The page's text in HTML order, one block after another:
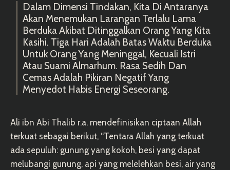
Dalam Dimensi Tindakan, Kita Di Antaranya
Akan Menemukan Larangan Terlalu Lama
Berduka Akibat Ditinggalkan Orang Yang Kita
Kasihi. Tiga Hari Adalah Batas Waktu Berduka
Untuk Orang Yang Meninggal, Kecuali Istri
Atau Suami Almarhum. Rasa Sedih Dan
Cemas Adalah Pikiran Negatif Yang
Menyedot Habis Energi Seseorang.
Ali ibn Abi Thalib r.a. mendefinisikan ciptaan Allah
terkuat sebagai berikut, “Tentara Allah yang terkuat
ada sepuluh: gunung yang kokoh, besi yang dapat
melubangi gunung, api yang melelehkan besi, air yang